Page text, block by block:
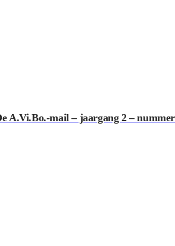
A.Vi.Bo.-mail – jaargang 2 –